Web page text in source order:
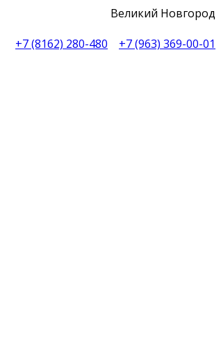
Великий Новгород
+7 (8162) 280-480
+7 (963) 369-00-01